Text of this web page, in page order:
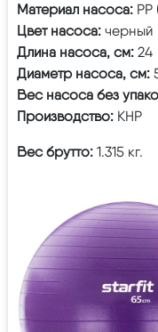
Материал насоса:
Цвет насоса: черный
Длина насоса, см: 24
Диаметр насоса, см:
Вес насоса без
Производство: КНР
Вес брутто: 1.315 кг.